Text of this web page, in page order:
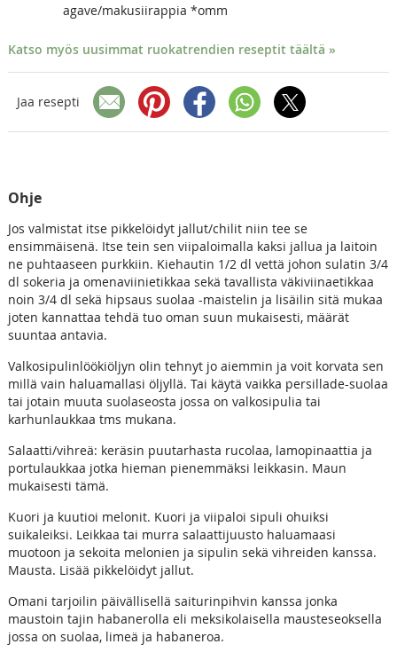
agave/makusiirappia *omm
Katso myös uusimmat ruokatrendien reseptit täältä »
Jaa resepti
Ohje
Jos valmistat itse pikkelöidyt jallut/chilit niin tee se
ensimmäisenä. Itse tein sen viipaloimalla kaksi jallua ja laitoin
ne puhtaaseen purkkiin. Kiehautin 1/2 dl vettä johon sulatin 3/4
dl sokeria ja omenaviinietikkaa sekä tavallista väkiviinaetikkaa
noin 3/4 dl sekä hipsaus suolaa -maistelin ja lisäilin sitä mukaa
joten kannattaa tehdä tuo oman suun mukaisesti, määrät
suuntaa antavia.
Valkosipulinlöökiöljyn olin tehnyt jo aiemmin ja voit korvata sen
millä vain haluamallasi öljyllä. Tai käytä vaikka persillade-suolaa
tai jotain muuta suolaseosta jossa on valkosipulia tai
karhunlaukkaa tms mukana.
Salaatti/vihreä: keräsin puutarhasta rucolaa, lamopinaattia ja
portulaukkaa jotka hieman pienemmäksi leikkasin. Maun
mukaisesti tämä.
Kuori ja kuutioi melonit. Kuori ja viipaloi sipuli ohuiksi
suikaleiksi. Leikkaa tai murra salaattijuusto haluamaasi
muotoon ja sekoita melonien ja sipulin sekä vihreiden kanssa.
Mausta. Lisää pikkelöidyt jallut.
Omani tarjoilin päivällisellä saiturinpihvin kanssa jonka
maustoin tajin habanerolla eli meksikolaisella mausteseoksella
jossa on suolaa, limeä ja habaneroa.